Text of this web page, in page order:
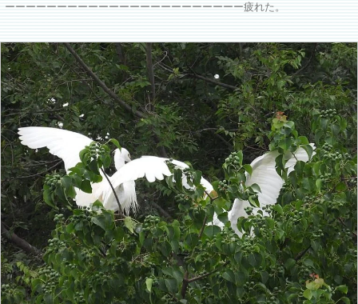
ーーーーーーーーーーーーーーーーーーーーーーー疲れた。